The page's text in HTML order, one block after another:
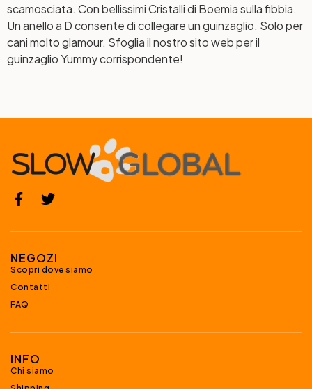
scamosciata. Con bellissimi Cristalli di Boemia sulla fibbia.
Un anello a D consente di collegare un guinzaglio. Solo per
cani molto glamour. Sfoglia il nostro sito web per il
guinzaglio Yummy corrispondente!
NEGOZI
Scopri dove siamo
Contatti
FAQ
INFO
Chi siamo